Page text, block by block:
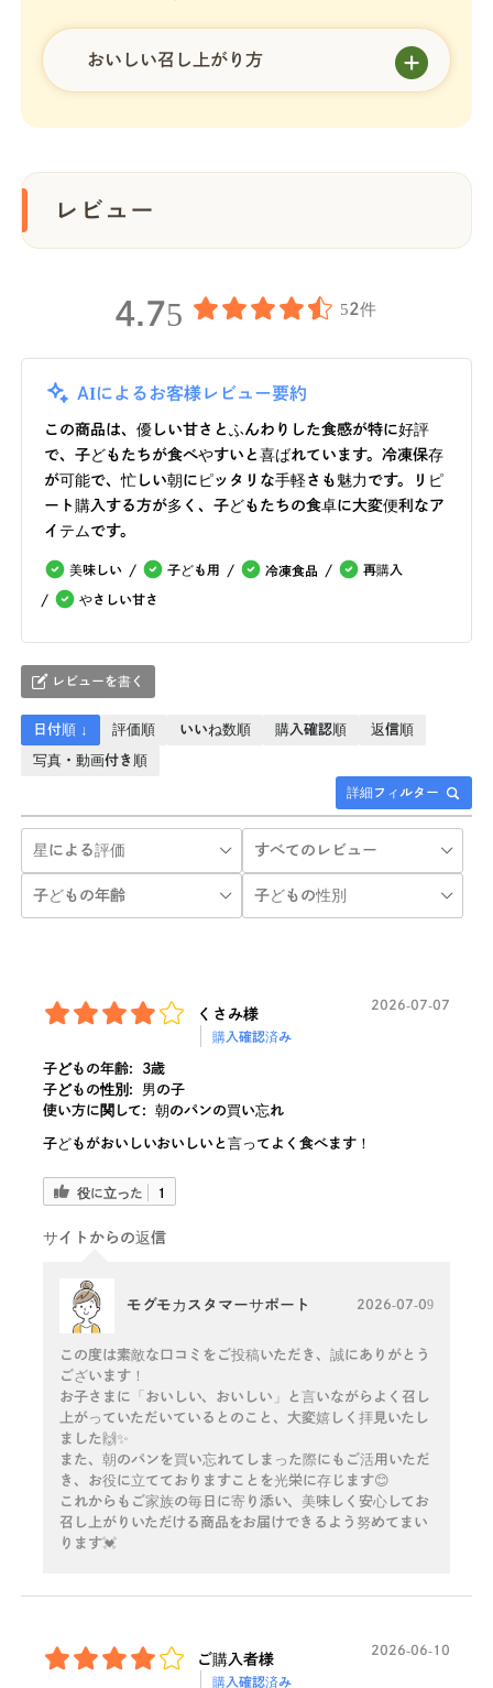
おいしい召し上がり方
レビュー
4.75 52件
AIによるお客様レビュー要約
この商品は、優しい甘さとふんわりした食感が特に好評
で、子どもたちが食べやすいと喜ばれています。冷凍保存
が可能で、忙しい朝にピッタリな手軽さも魅力です。リピ
ート購入する方が多く、子どもたちの食卓に大変便利なア
イテムです。
美味しい 子ども用 冷凍食品 再購入
やさしい甘さ
レビューを書く
詳細フィルター
日付順 ↓ 評価順 いいね数順 購入確認順 返信順
写真・動画付き順
くさみ様
購入確認済み
2026-07-07
子どもの年齢:
3歳
子どもの性別:
男の子
使い方に関して:
朝のパンの買い忘れ
子どもがおいしいおいしいと言ってよく食べます！
役に立った 1
サイトからの返信
モグモカスタマーサポート 2026-07-09
この度は素敵な口コミをご投稿いただき、誠にありがとう
ございます！
お子さまに「おいしい、おいしい」と言いながらよく召し
上がっていただいているとのこと、大変嬉しく拝見いたし
ました🙌✨
また、朝のパンを買い忘れてしまった際にもご活用いただ
き、お役に立てておりますことを光栄に存じます😊
これからもご家族の毎日に寄り添い、美味しく安心してお
召し上がりいただける商品をお届けできるよう努めてまい
ります💓
ご購入者様
購入確認済み
2026-06-10